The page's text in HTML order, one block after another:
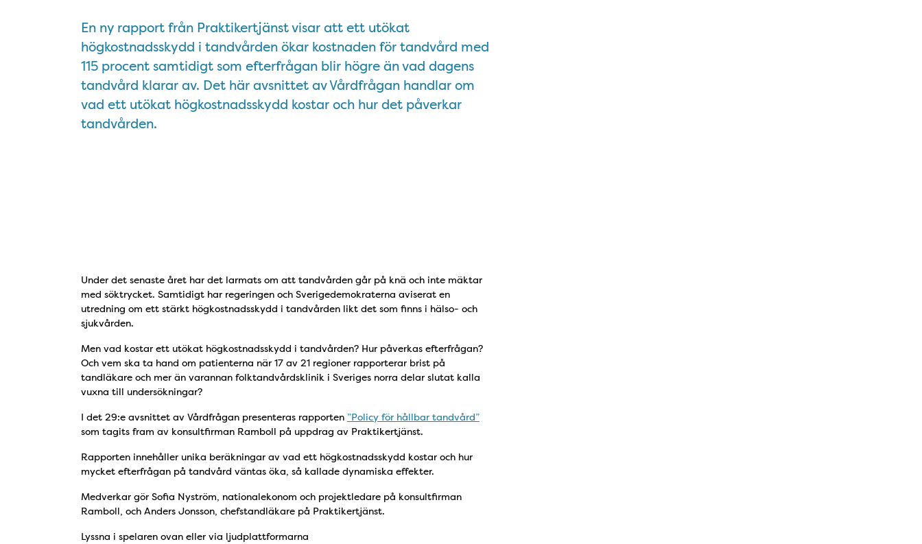
En ny rapport från Praktikertjänst visar att ett utökat
högkostnadsskydd i tandvården ökar kostnaden för tandvård med
115 procent samtidigt som efterfrågan blir högre än vad dagens
tandvård klarar av. Det här avsnittet av Vårdfrågan handlar om
vad ett utökat högkostnadsskydd kostar och hur det påverkar
tandvården.
Under det senaste året har det larmats om att tandvården går på knä och inte mäktar
med söktrycket. Samtidigt har regeringen och Sverigedemokraterna aviserat en
utredning om ett stärkt högkostnadsskydd i tandvården likt det som finns i hälso- och
sjukvården.
Men vad kostar ett utökat högkostnadsskydd i tandvården? Hur påverkas efterfrågan?
Och vem ska ta hand om patienterna när 17 av 21 regioner rapporterar brist på
tandläkare och mer än varannan folktandvårdsklinik i Sveriges norra delar slutat kalla
vuxna till undersökningar?
I det 29:e avsnittet av Vårdfrågan presenteras rapporten ”Policy för hållbar tandvård”
som tagits fram av konsultfirman Ramboll på uppdrag av Praktikertjänst.
Rapporten innehåller unika beräkningar av vad ett högkostnadsskydd kostar och hur
mycket efterfrågan på tandvård väntas öka, så kallade dynamiska effekter.
Medverkar gör Sofia Nyström, nationalekonom och projektledare på konsultfirman
Ramboll, och Anders Jonsson, chefstandläkare på Praktikertjänst.
Lyssna i spelaren ovan eller via ljudplattformarna